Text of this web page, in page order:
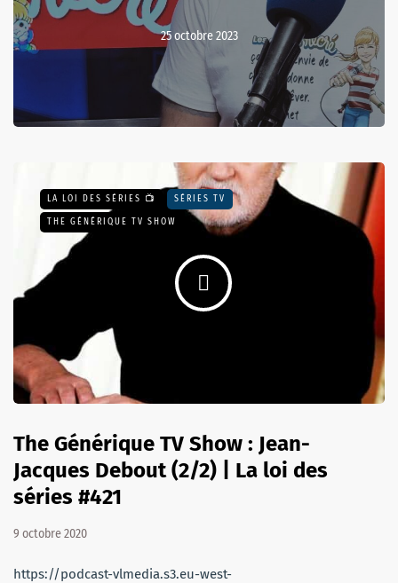
25 octobre 2023
LA LOI DES SÉRIES 📺 SÉRIES TV
THE GÉNÉRIQUE TV SHOW
The Générique TV Show : Jean-
Jacques Debout (2/2) | La loi des
séries #421
9 octobre 2020
https://podcast-vlmedia.s3.eu-west-